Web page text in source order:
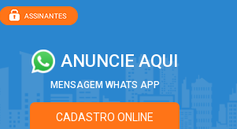
ANUNCIE AQUI
MENSAGEM WHATS APP
CADASTRO ONLINE